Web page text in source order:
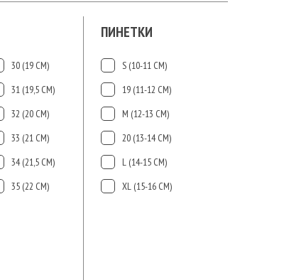
ПИНЕТКИ
S (10-11 СМ)
19 (11-12 СМ)
М (12-13 СМ)
20 (13-14 СМ)
L (14-15 CМ)
ХL (15-16 CМ)
30 (19 СМ)
31 (19,5 СМ)
32 (20 СМ)
33 (21 СМ)
34 (21,5 СМ)
35 (22 СМ)